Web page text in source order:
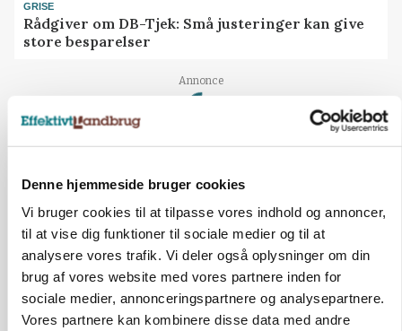
Denne hjemmeside bruger cookies
Vi bruger cookies til at tilpasse vores indhold og annoncer,
til at vise dig funktioner til sociale medier og til at
analysere vores trafik. Vi deler også oplysninger om din
brug af vores website med vores partnere inden for
sociale medier, annonceringspartnere og analysepartnere.
Vores partnere kan kombinere disse data med andre
GRISE
Rådgiver om DB-Tjek: Små justeringer kan give
store besparelser
Annonce
Loading...